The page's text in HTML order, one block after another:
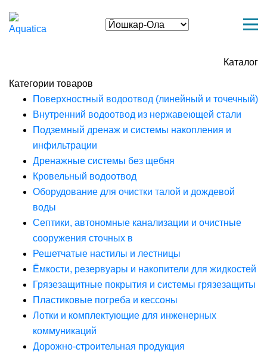
Каталог
Категории товаров
Поверхностный водоотвод (линейный и точечный)
Внутренний водоотвод из нержавеющей стали
Подземный дренаж и системы накопления и
инфильтрации
Дренажные системы без щебня
Кровельный водоотвод
Оборудование для очистки талой и дождевой
воды
Септики, автономные канализации и очистные
сооружения сточных в
Решетчатые настилы и лестницы
Ёмкости, резервуары и накопители для жидкостей
Грязезащитные покрытия и системы грязезащиты
Пластиковые погреба и кессоны
Лотки и комплектующие для инженерных
коммуникаций
Дорожно-строительная продукция